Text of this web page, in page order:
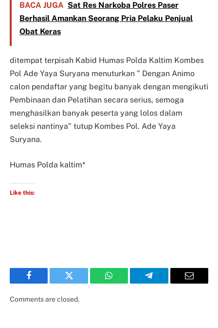
BACA JUGA Sat Res Narkoba Polres Paser
Berhasil Amankan Seorang Pria Pelaku Penjual
Obat Keras
ditempat terpisah Kabid Humas Polda Kaltim Kombes
Pol Ade Yaya Suryana menuturkan ” Dengan Animo
calon pendaftar yang begitu banyak dengan mengikuti
Pembinaan dan Pelatihan secara serius, semoga
menghasilkan banyak peserta yang lolos dalam
seleksi nantinya” tutup Kombes Pol. Ade Yaya
Suryana.
Humas Polda kaltim*
Like this:
Facebook Twitter WhatsApp Telegram Email
Comments are closed.